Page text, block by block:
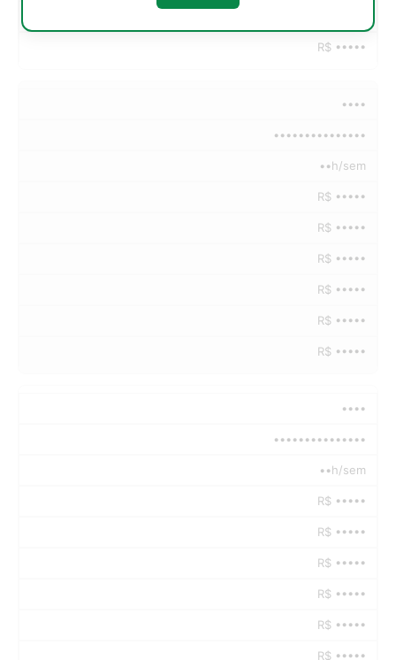
R$ •••••
••••
•••••••••••••••
••h/sem
R$ •••••
R$ •••••
R$ •••••
R$ •••••
R$ •••••
R$ •••••
••••
•••••••••••••••
••h/sem
R$ •••••
R$ •••••
R$ •••••
R$ •••••
R$ •••••
R$ •••••